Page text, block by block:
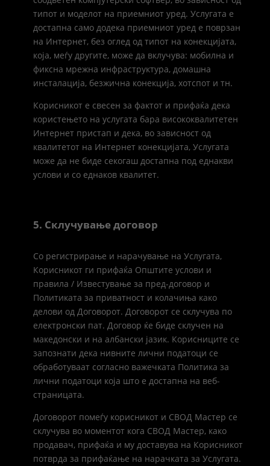
типот и моделот на приемниот уред. Услугата е
достапна само додека приемниот уред е поврзан
на Интернет, без оглед од типот на конекцијата,
која, меѓу другите, може да вклучува: мобилна и
фиксна мрежна инфраструктура, домашна
инсталација, безжична конекција, хотспот и тн.
Корисникот е свесен за фактот и прифаќа дека
користењето на услугата бара висококвалитетен
Интернет пристап и дека, во зависност од
квалитетот на Интернет конекцијата, Услугата
може да не биде секогаш достапна под еднакви
услови и со еднаков квалитет.
5. Склучување договор
Со регистрирање и нарачување на Услугата,
Корисникот ги прифаќа Општите услови и
правила / Известување за пред-договор и
Политиката за приватност и колачиња како
делови од Договорот. Договорот се склучува по
електронски пат. Договор ќе биде склучен на
македонски и на албански јазик. Корисниците се
запознати дека нивните лични податоци се
обработуваат согласно важечката Политика за
лични податоци која што е достапна на веб-
страницата.
Договорот помеѓу корисникот и СВОД Мастер се
склучува во моментот кога СВОД Мастер, како
продавач, прифаќа и му доставува на Корисникот
потврда за прифаќање на нарачката за Услугата.